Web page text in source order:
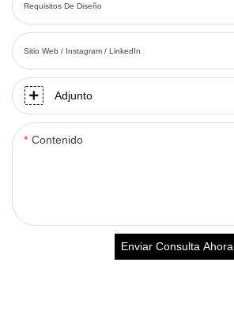
Requisitos De Diseño
Sitio Web / Instagram / LinkedIn
Adjunto
Contenido
Enviar Consulta Ahora